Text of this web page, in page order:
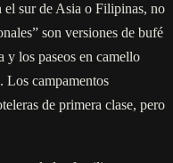
el sur de Asia o Filipinas, no
son versiones de bufé
y los paseos en camello
Los campamentos
de primera clase, pero